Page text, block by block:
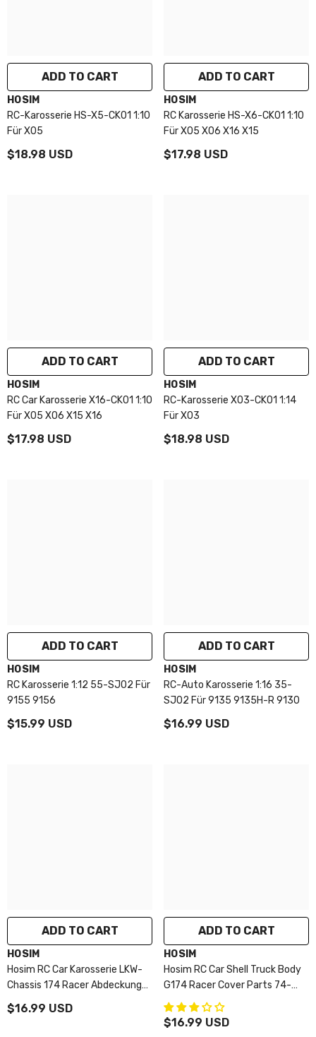
ADD TO CART
VENDOR:
HOSIM
RC-Karosserie HS-X5-CK01 1:10
Für X05
$18.98 USD
ADD TO CART
VENDOR:
HOSIM
RC Karosserie HS-X6-CK01 1:10
Für X05 X06 X16 X15
$17.98 USD
ADD TO CART
VENDOR:
HOSIM
RC Car Karosserie X16-CK01 1:10
Für X05 X06 X15 X16
$17.98 USD
ADD TO CART
VENDOR:
HOSIM
RC-Karosserie X03-CK01 1:14
Für X03
$18.98 USD
ADD TO CART
VENDOR:
HOSIM
RC Karosserie 1:12 55-SJ02 Für
9155 9156
$15.99 USD
ADD TO CART
VENDOR:
HOSIM
RC-Auto Karosserie 1:16 35-
SJ02 Für 9135 9135H-R 9130
$16.99 USD
ADD TO CART
VENDOR:
HOSIM
Hosim RC Car Karosserie LKW-
Chassis 174 Racer Abdeckung
Teile 74-001 Für G174 RC Car
$16.99 USD
ADD TO CART
VENDOR:
HOSIM
Hosim RC Car Shell Truck Body
G174 Racer Cover Parts 74-
002 Für G174 RC Car
$16.99 USD